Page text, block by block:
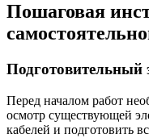
Пошаговая
Подготовительный
Перед началом работ
осмотр существующей
кабелей и подготовить